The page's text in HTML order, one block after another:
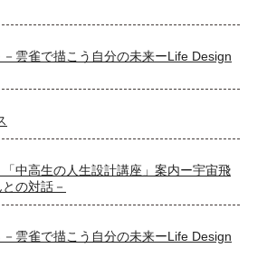
雲雀で描こう自分の未来ーLife Design
中高生の人生設計講座」案内ー宇宙飛
の対話－
雲雀で描こう自分の未来ーLife Design